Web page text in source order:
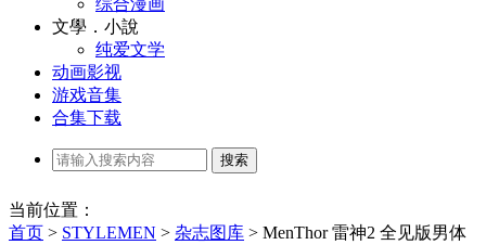
综合漫画
文學．小說
纯爱文学
动画影视
游戏音集
合集下载
当前位置：
首页 > STYLEMEN > 杂志图库 > MenThor 雷神2 全见版男体